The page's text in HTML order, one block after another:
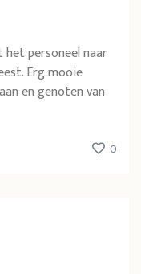
het personeel naar
Erg mooie
en genoten van
0